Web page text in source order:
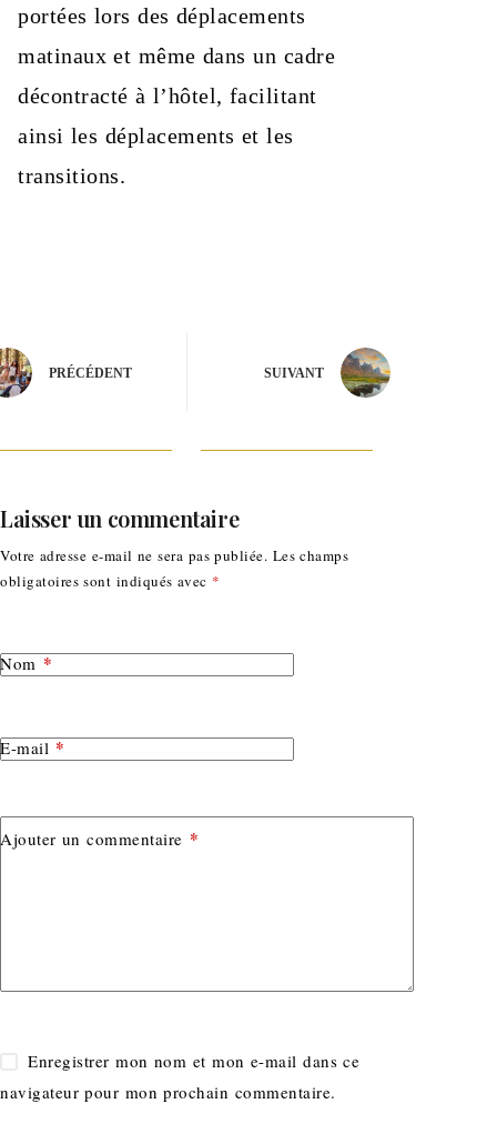
portées lors des déplacements
matinaux et même dans un cadre
décontracté à l’hôtel, facilitant
ainsi les déplacements et les
transitions.
PRÉCÉDENT SUIVANT
Laisser un commentaire
Votre adresse e-mail ne sera pas publiée. Les champs
obligatoires sont indiqués avec *
Nom *
E-mail *
Ajouter un commentaire *
Enregistrer mon nom et mon e-mail dans ce
navigateur pour mon prochain commentaire.